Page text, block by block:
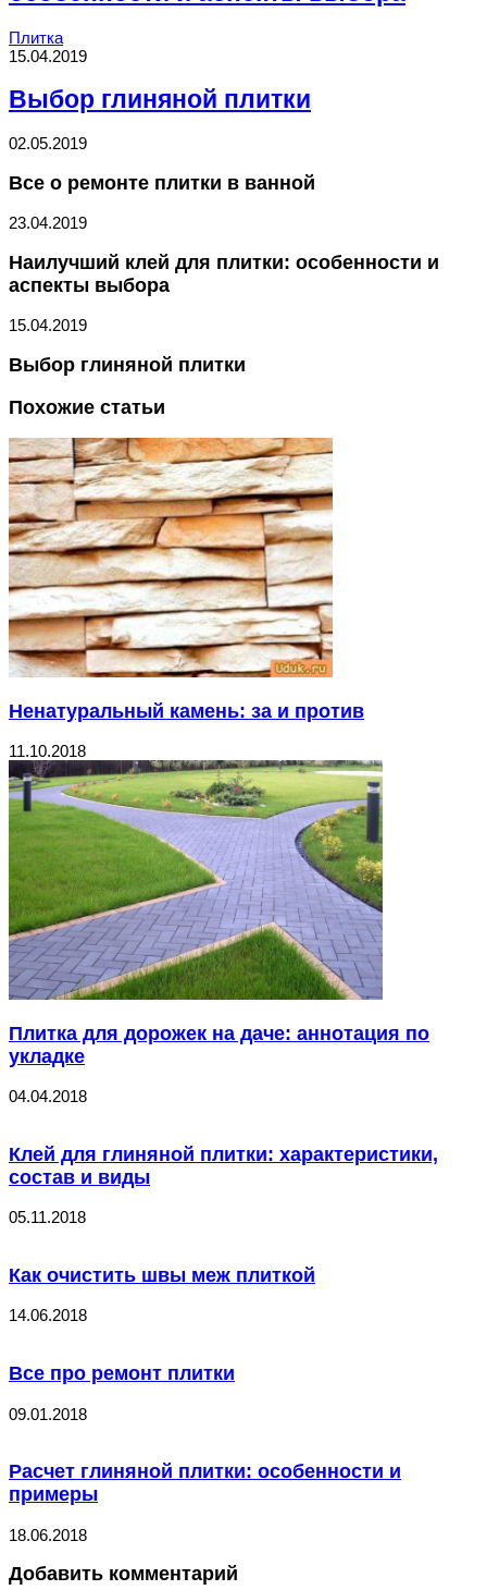
Плитка
15.04.2019
Выбор глиняной плитки
02.05.2019
Все о ремонте плитки в ванной
23.04.2019
Наилучший клей для плитки: особенности и
аспекты выбора
15.04.2019
Выбор глиняной плитки
Похожие статьи
Ненатуральный камень: за и против
11.10.2018
Плитка для дорожек на даче: аннотация по
укладке
04.04.2018
Клей для глиняной плитки: характеристики,
состав и виды
05.11.2018
Как очистить швы меж плиткой
14.06.2018
Все про ремонт плитки
09.01.2018
Расчет глиняной плитки: особенности и
примеры
18.06.2018
Добавить комментарий